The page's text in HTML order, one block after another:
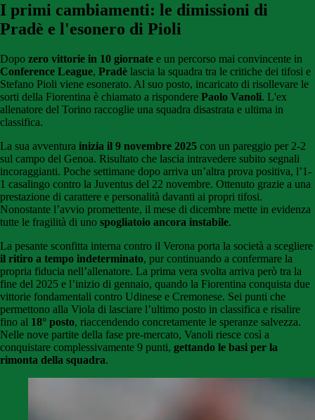
I primi cambiamenti: le dimissioni di
Pradè e l'esonero di Pioli
Dopo zero vittorie in 10 giornate e un percorso mai convincente in
Conference League, Pradè lascia la squadra tra le critiche dei tifosi e
Stefano Pioli viene esonerato. Al suo posto, incaricato di risollevare le
sorti della Fiorentina è chiamato a rispondere Paolo Vanoli. L'ex
allenatore del Torino raccoglie una squadra disastrata e ultima in
classifica.
La sua avventura inizia il 9 novembre 2025 con un pareggio per 2-2
sul campo del Genoa. Risultato che lascia intravedere subito segnali
incoraggianti. Poche settimane dopo arriva un’altra prova positiva, l’1-
1 casalingo contro la Juventus del 22 novembre. Ottenuto grazie a una
prestazione di carattere e personalità davanti ai propri tifosi.
Nonostante l’avvio promettente, il mese di dicembre mette in evidenza
tutte le fragilità di uno spogliatoio ancora instabile.
La pesante sconfitta interna contro il Verona porta la società a scegliere
il ritiro a tempo indeterminato, pur continuando a confermare la
propria fiducia nell’allenatore. La prima vera svolta arriva però tra la
fine del 2025 e l’inizio di gennaio, quando la Fiorentina conquista due
vittorie fondamentali contro Udinese e Cremonese. Sei punti che
permettono alla Viola di lasciare l’ultimo posto in classifica e risalire
fino al 18° posto, riaccendendo concretamente le speranze salvezza.
Nelle nove partite della fase pre-mercato, Vanoli riesce così a
conquistare complessivamente 9 punti, gettando le basi per la
rimonta della squadra.